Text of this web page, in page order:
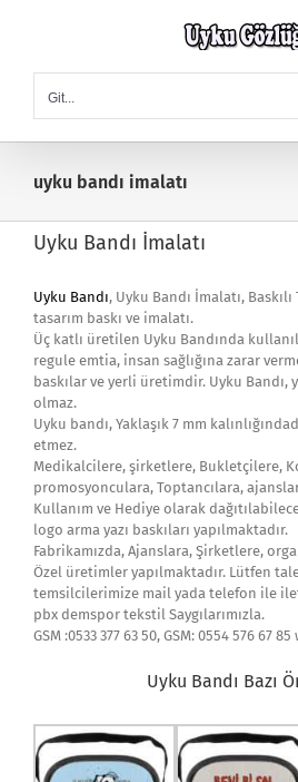
Git...
uyku bandı imalatı
Uyku Bandı İmalatı
Uyku Bandı, Uyku Bandı İmalatı,
tasarım baskı ve imalatı.
Üç katlı üretilen Uyku Bandında
regule emtia, insan sağlığına zarar
baskılar ve yerli üretimdir. Uyku Bandı,
olmaz.
Uyku bandı, Yaklaşık 7 mm
etmez.
Medikalcilere, şirketlere, Bukletçilere,
promosyonculara, Toptancılara,
Kullanım ve Hediye olarak
logo arma yazı baskıları yapılmaktadır.
Fabrikamızda, Ajanslara, Şirketlere,
Özel üretimler yapılmaktadır. Lütfen
temsilcilerimize mail yada telefon ile
pbx demspor tekstil Saygılarımızla.
GSM :0533 377 63 50, GSM: 0554 576 67
Uyku Bandı Bazı